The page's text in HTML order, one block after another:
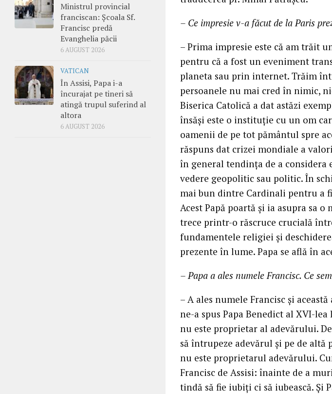
– Ce impresie v-a făcut de la Paris
– Prima impresie este că am trăit
pentru că a fost un eveniment
planeta sau prin internet. Trăim
persoanele nu mai cred în nimic,
Biserica Catolică a dat astăzi
însăşi este o instituţie cu un om
oamenii de pe tot pământul spre
răspuns dat crizei mondiale a
în general tendinţa de a considera
vedere geopolitic sau politic. În
mai bun dintre Cardinali pentru a
Acest Papă poartă şi ia asupra sa o
trece printr-o răscruce crucială
fundamentele religiei şi
prezente în lume. Papa se află în
– Papa a ales numele Francisc. Ce
– A ales numele Francisc şi
ne-a spus Papa Benedict al XVI-
nu este proprietar al adevărului.
să întrupeze adevărul şi pe de altă
nu este proprietarul adevărului.
Francisc de Assisi: înainte de a
tindă să fie iubiţi ci să iubească. Şi
Ministrul provincial
franciscan: Școala Sf.
Francisc predă
Evanghelia păcii
6 AUGUST 2026
VATICAN
În Assisi, Papa i-a
încurajat pe tineri să
atingă trupul suferind al
altora
6 AUGUST 2026